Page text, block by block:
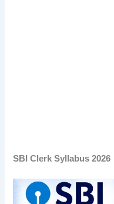
SBI Clerk Syllabus 2026